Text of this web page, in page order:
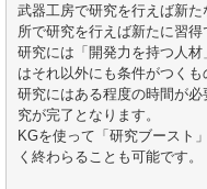
武器工房で研究を行えば新
所で研究を行えば新たに習得
研究には「開発力を持つ人
はそれ以外にも条件がつくも
研究にはある程度の時間が
究が完了となります。
KGを使って「研究ブースト
く終わらることも可能です。